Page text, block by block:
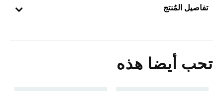
تفاصيل المُنتج
تحب أيضا هذه